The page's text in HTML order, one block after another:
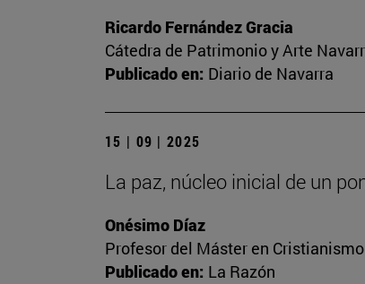
Ricardo Fernández Gracia
Cátedra de Patrimonio y Arte
Publicado en: Diario de Navarra
15 | 09 | 2025
La paz, núcleo inicial de un
Onésimo Díaz
Profesor del Máster en
Publicado en: La Razón